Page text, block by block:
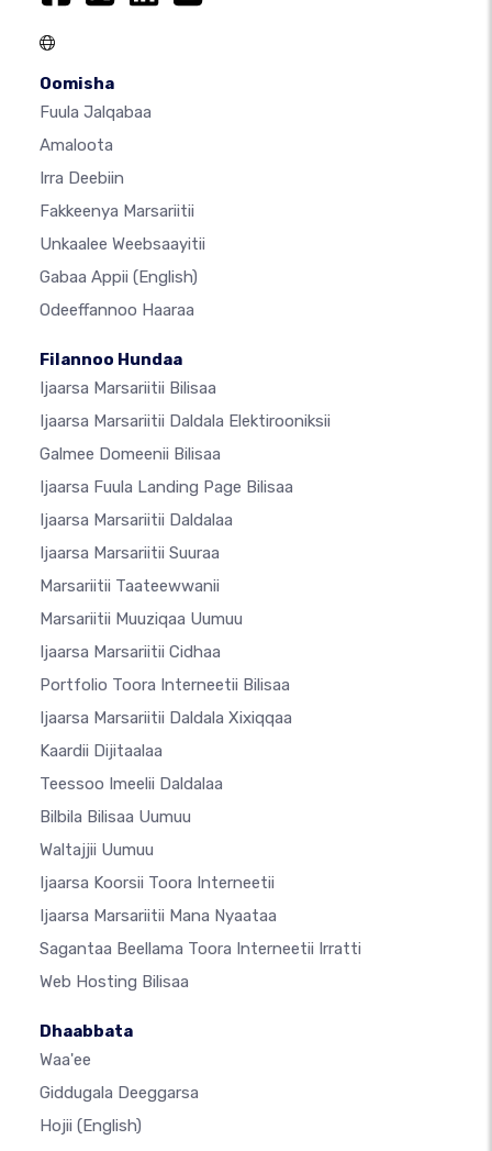
Oomisha
Fuula Jalqabaa
Amaloota
Irra Deebiin
Fakkeenya Marsariitii
Unkaalee Weebsaayitii
Gabaa Appii (English)
Odeeffannoo Haaraa
Filannoo Hundaa
Ijaarsa Marsariitii Bilisaa
Ijaarsa Marsariitii Daldala Elektirooniksii
Galmee Domeenii Bilisaa
Ijaarsa Fuula Landing Page Bilisaa
Ijaarsa Marsariitii Daldalaa
Ijaarsa Marsariitii Suuraa
Marsariitii Taateewwanii
Marsariitii Muuziqaa Uumuu
Ijaarsa Marsariitii Cidhaa
Portfolio Toora Interneetii Bilisaa
Ijaarsa Marsariitii Daldala Xixiqqaa
Kaardii Dijitaalaa
Teessoo Imeelii Daldalaa
Bilbila Bilisaa Uumuu
Waltajjii Uumuu
Ijaarsa Koorsii Toora Interneetii
Ijaarsa Marsariitii Mana Nyaataa
Sagantaa Beellama Toora Interneetii Irratti
Web Hosting Bilisaa
Dhaabbata
Waa'ee
Giddugala Deeggarsa
Hojii (English)